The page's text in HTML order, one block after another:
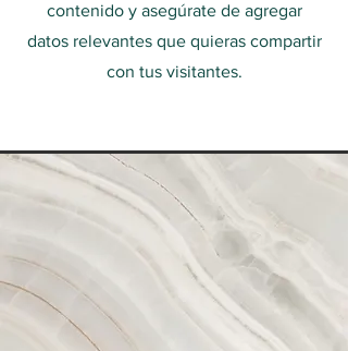
contenido y asegúrate de agregar
datos relevantes que quieras compartir
con tus visitantes.